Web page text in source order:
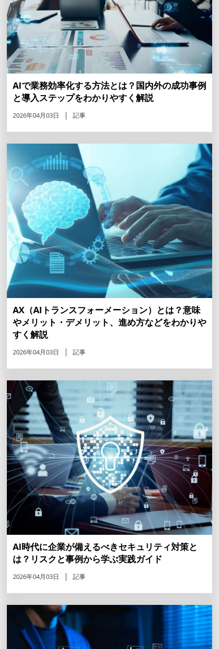
AIで業務効率化する方法とは？国内外の成功事例
と導入ステップをわかりやすく解説
2026年04月03日 記事
AX（AIトランスフォーメーション）とは？意味
やメリット・デメリット、進め方などをわかりや
すく解説
2026年04月03日 記事
AI時代に企業が備えるべきセキュリティ対策と
は？リスクと事例から学ぶ実践ガイド
2026年04月03日 記事